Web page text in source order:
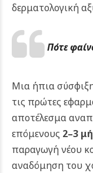
δερματολογική
Πότε
Μια ήπια
τις πρώτες
αποτέλεσμα
επόμενους 2–3
παραγωγή νέου
αναδόμηση του